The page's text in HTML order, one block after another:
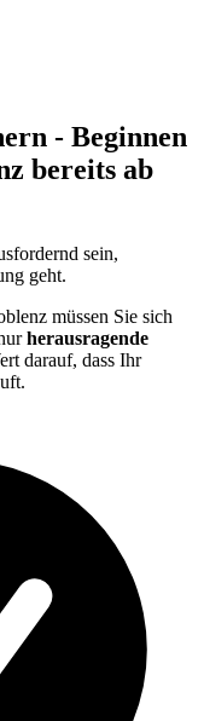
- Beginnen
bereits ab
sein,
geht.
müssen Sie sich
herausragende
darauf, dass Ihr